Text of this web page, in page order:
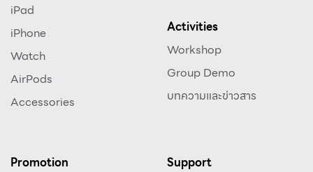
iPad
iPhone
Watch
AirPods
Accessories
Activities
Workshop
Group Demo
บทความและข่าวสาร
Promotion
Support